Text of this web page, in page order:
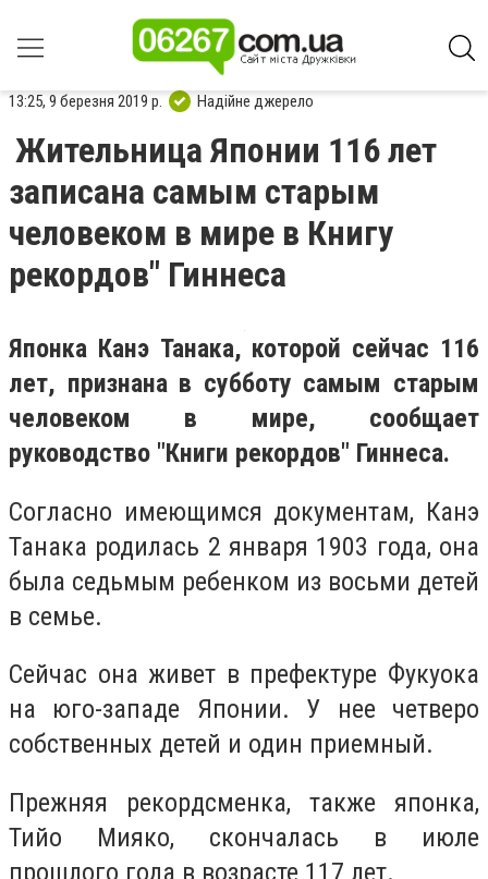
13:25, 9 березня 2019 р. Надійне джерело
Жительница Японии 116 лет
записана самым старым
человеком в мире в Книгу
рекордов" Гиннеса
Японка Канэ Танака, которой сейчас 116
лет, признана в субботу самым старым
человеком в мире, сообщает
руководство "Книги рекордов" Гиннеса.
Согласно имеющимся документам, Канэ
Танака родилась 2 января 1903 года, она
была седьмым ребенком из восьми детей
в семье.
Сейчас она живет в префектуре Фукуока
на юго-западе Японии. У нее четверо
собственных детей и один приемный.
Прежняя рекордсменка, также японка,
Тийо Мияко, скончалась в июле
прошлого года в возрасте 117 лет.